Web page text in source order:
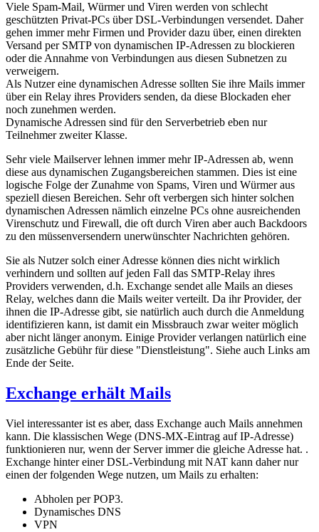
Viele Spam-Mail, Würmer und Viren werden von schlecht
geschützten Privat-PCs über DSL-Verbindungen versendet. Daher
gehen immer mehr Firmen und Provider dazu über, einen direkten
Versand per SMTP von dynamischen IP-Adressen zu blockieren
oder die Annahme von Verbindungen aus diesen Subnetzen zu
verweigern.
Als Nutzer eine dynamischen Adresse sollten Sie ihre Mails immer
über ein Relay ihres Providers senden, da diese Blockaden eher
noch zunehmen werden.
Dynamische Adressen sind für den Serverbetrieb eben nur
Teilnehmer zweiter Klasse.
Sehr viele Mailserver lehnen immer mehr IP-Adressen ab, wenn
diese aus dynamischen Zugangsbereichen stammen. Dies ist eine
logische Folge der Zunahme von Spams, Viren und Würmer aus
speziell diesen Bereichen. Sehr oft verbergen sich hinter solchen
dynamischen Adressen nämlich einzelne PCs ohne ausreichenden
Virenschutz und Firewall, die oft durch Viren aber auch Backdoors
zu den müssenversendern unerwünschter Nachrichten gehören.
Sie als Nutzer solch einer Adresse können dies nicht wirklich
verhindern und sollten auf jeden Fall das SMTP-Relay ihres
Providers verwenden, d.h. Exchange sendet alle Mails an dieses
Relay, welches dann die Mails weiter verteilt. Da ihr Provider, der
ihnen die IP-Adresse gibt, sie natürlich auch durch die Anmeldung
identifizieren kann, ist damit ein Missbrauch zwar weiter möglich
aber nicht länger anonym. Einige Provider verlangen natürlich eine
zusätzliche Gebühr für diese "Dienstleistung". Siehe auch Links am
Ende der Seite.
Exchange erhält Mails
Viel interessanter ist es aber, dass Exchange auch Mails annehmen
kann. Die klassischen Wege (DNS-MX-Eintrag auf IP-Adresse)
funktionieren nur, wenn der Server immer die gleiche Adresse hat. .
Exchange hinter einer DSL-Verbindung mit NAT kann daher nur
einen der folgenden Wege nutzen, um Mails zu erhalten:
Abholen per POP3.
Dynamisches DNS
VPN